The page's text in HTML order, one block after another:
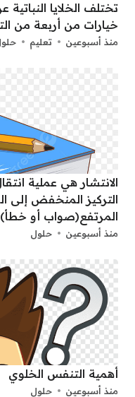
تختلف الخلايا النباتية
خيارات من أربعة من
منذ أسبوعين تعليم
الانتشار هي عملية
التركيز المنخفض إلى
المرتفع(صواب أو خطأ)
منذ أسبوعين حلول
أهمية التنفس الخلوي
منذ أسبوعين حلول